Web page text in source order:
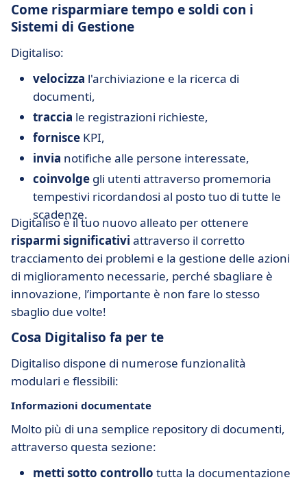
Come risparmiare tempo e soldi con i
Sistemi di Gestione
Digitaliso:
velocizza l'archiviazione e la ricerca di
documenti,
traccia le registrazioni richieste,
fornisce KPI,
invia notifiche alle persone interessate,
coinvolge gli utenti attraverso promemoria
tempestivi ricordandosi al posto tuo di tutte le
scadenze.
Digitaliso è il tuo nuovo alleato per ottenere
risparmi significativi attraverso il corretto
tracciamento dei problemi e la gestione delle azioni
di miglioramento necessarie, perché sbagliare è
innovazione, l’importante è non fare lo stesso
sbaglio due volte!
Cosa Digitaliso fa per te
Digitaliso dispone di numerose funzionalità
modulari e flessibili:
Informazioni documentate
Molto più di una semplice repository di documenti,
attraverso questa sezione:
metti sotto controllo tutta la documentazione